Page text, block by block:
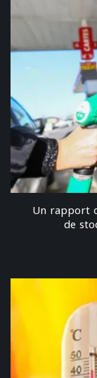
Un rapport
de